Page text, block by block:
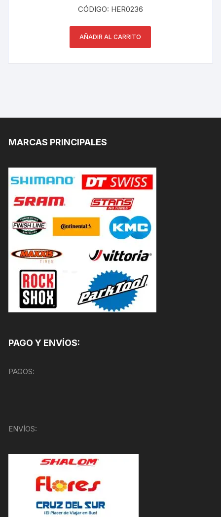
CÓDIGO: HER0236
AÑADIR AL CARRITO
MARCAS PRINCIPALES
PAGO Y ENVÍOS:
PAGOS:
ENVÍOS: